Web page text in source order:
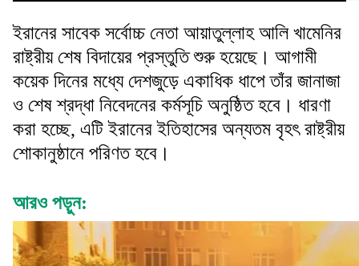
ইরানের সাবেক সর্বোচ্চ নেতা আয়াতুল্লাহ আলি খামেনির
রাষ্ট্রীয় শেষ বিদায়ের প্রস্তুতি শুরু হয়েছে। আগামী
কয়েক দিনের মধ্যে দেশজুড়ে একাধিক ধাপে তাঁর জানাজা
ও শেষ শ্রদ্ধা নিবেদনের কর্মসূচি অনুষ্ঠিত হবে। ধারণা
করা হচ্ছে, এটি ইরানের ইতিহাসের অন্যতম বৃহৎ রাষ্ট্রীয়
শোকানুষ্ঠানে পরিণত হবে।
আরও পড়ুন: